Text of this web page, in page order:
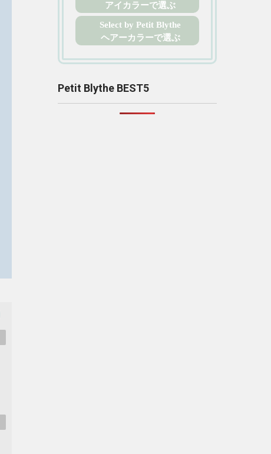
アイカラーで選ぶ
Select by Petit Blythe
ヘアーカラーで選ぶ
Petit Blythe BEST5